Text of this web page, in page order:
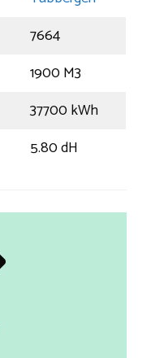
7664
1900 M3
37700 kWh
5.80 dH